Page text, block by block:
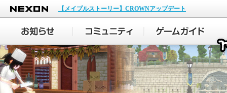
NEXON
【メイプルストーリー】CROWNアップデート